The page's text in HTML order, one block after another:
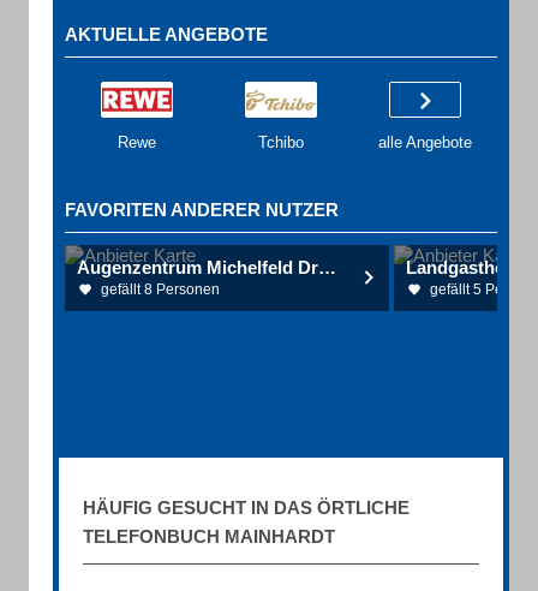
AKTUELLE ANGEBOTE
Rewe Tchibo alle Angebote
FAVORITEN ANDERER NUTZER
Augenzentrum Michelfeld Dres. Lamskemper & Kapp
gefällt 8 Personen
Landgasthof
gefällt 5
HÄUFIG GESUCHT IN DAS ÖRTLICHE
TELEFONBUCH MAINHARDT